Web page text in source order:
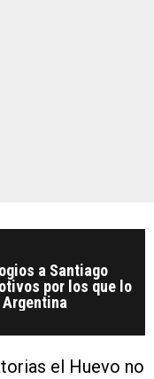
a Santiago
por los que lo
el Huevo no